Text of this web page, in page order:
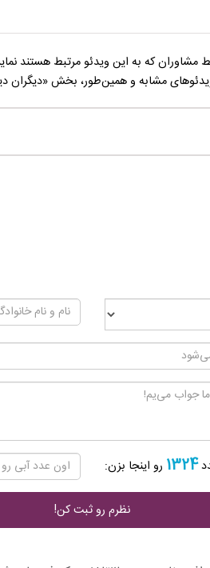
که به این ویدئو مرتبط هستند
مشابه و همین‌طور، بخش «دیگران
1324 رو اینجا بزن: